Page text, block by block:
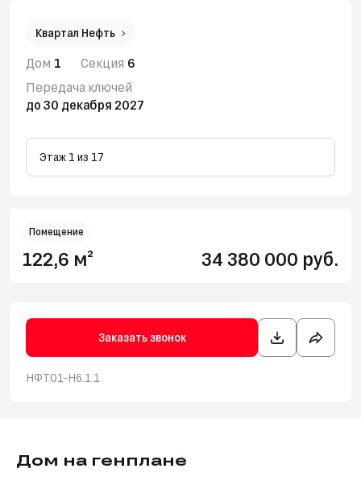
Квартал Нефть
Дом 1 Секция 6
Передача ключей
до 30 декабря 2027
Этаж 1 из 17
Помещение
122,6 м² 34 380 000 руб.
Заказать звонок
НФТ01-Н6.1.1
Дом на генплане